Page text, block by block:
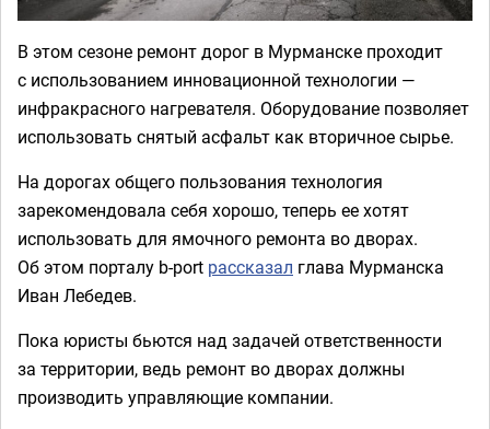
В этом сезоне ремонт дорог в Мурманске проходит
с использованием инновационной технологии —
инфракрасного нагревателя. Оборудование позволяет
использовать снятый асфальт как вторичное сырье.
На дорогах общего пользования технология
зарекомендовала себя хорошо, теперь ее хотят
использовать для ямочного ремонта во дворах.
Об этом порталу b-port рассказал глава Мурманска
Иван Лебедев.
Пока юристы бьются над задачей ответственности
за территории, ведь ремонт во дворах должны
производить управляющие компании.